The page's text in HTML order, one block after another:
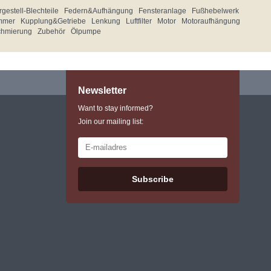
Blechteile Federn&Aufhängung Fensteranlage
Fußhebelwerk
Kupplung&Getriebe Lenkung Luftfilter Motor
Motoraufhängung
Zubehör Ölpumpe
Newsletter
Want to stay informed?
Join our mailing list:
Subscribe